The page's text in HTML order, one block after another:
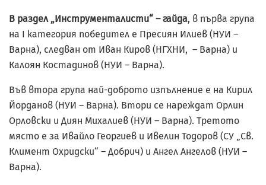
В раздел „Инструменталисти“ – гайда, в първа група
на I категория победител е Пресиян Илиев (НУИ –
Варна), следван от Иван Киров (НГХНИ, – Варна) и
Калоян Костадинов (НУИ – Варна).
Във втора група най-доброто изпълнение е на Кирил
Йорданов (НУИ – Варна). Втори се нареждат Орлин
Орловски и Диян Михалиев (НУИ – Варна). Третото
място е за Ивайло Георгиев и Ивелин Тодоров (СУ „Св.
Климент Охридски“ – Добрич) и Ангел Ангелов (НУИ –
Варна).